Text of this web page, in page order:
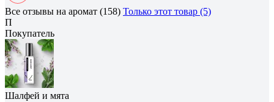
Все отзывы на аромат (158) Только этот товар (5)
П
Покупатель
Шалфей и мята